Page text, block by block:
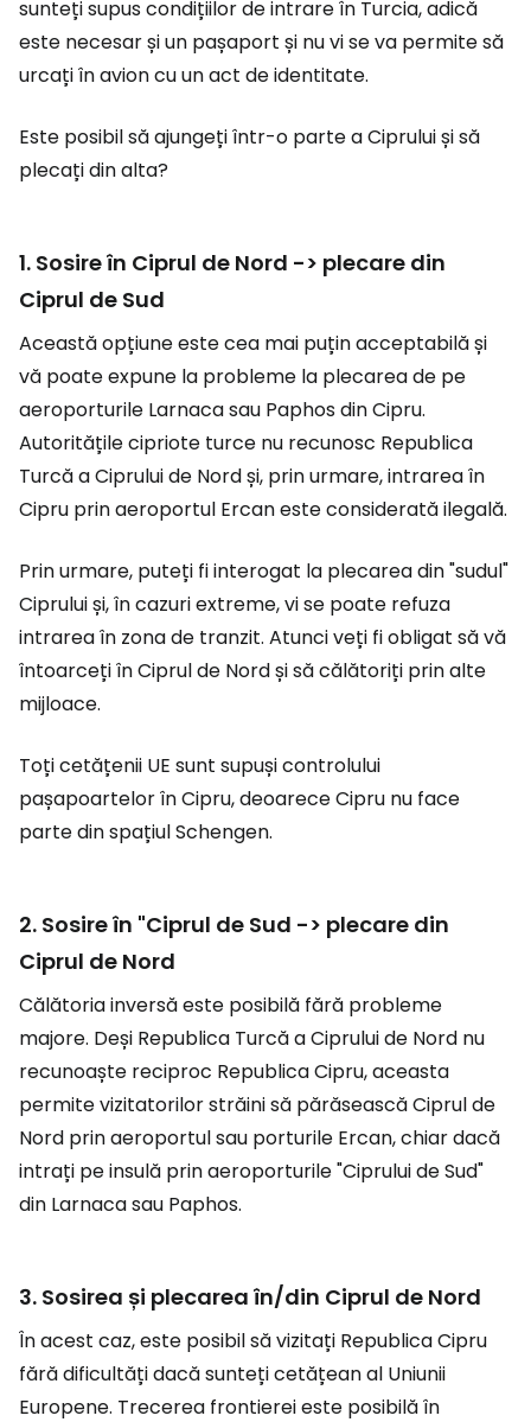
sunteți supus condițiilor de intrare în Turcia, adică
este necesar și un pașaport și nu vi se va permite să
urcați în avion cu un act de identitate.
Este posibil să ajungeți într-o parte a Ciprului și să
plecați din alta?
1. Sosire în Ciprul de Nord -> plecare din
Ciprul de Sud
Această opțiune este cea mai puțin acceptabilă și
vă poate expune la probleme la plecarea de pe
aeroporturile Larnaca sau Paphos din Cipru.
Autoritățile cipriote turce nu recunosc Republica
Turcă a Ciprului de Nord și, prin urmare, intrarea în
Cipru prin aeroportul Ercan este considerată ilegală.
Prin urmare, puteți fi interogat la plecarea din "sudul"
Ciprului și, în cazuri extreme, vi se poate refuza
intrarea în zona de tranzit. Atunci veți fi obligat să vă
întoarceți în Ciprul de Nord și să călătoriți prin alte
mijloace.
Toți cetățenii UE sunt supuși controlului
pașapoartelor în Cipru, deoarece Cipru nu face
parte din spațiul Schengen.
2. Sosire în "Ciprul de Sud -> plecare din
Ciprul de Nord
Călătoria inversă este posibilă fără probleme
majore. Deși Republica Turcă a Ciprului de Nord nu
recunoaște reciproc Republica Cipru, aceasta
permite vizitatorilor străini să părăsească Ciprul de
Nord prin aeroportul sau porturile Ercan, chiar dacă
intrați pe insulă prin aeroporturile "Ciprului de Sud"
din Larnaca sau Paphos.
3. Sosirea și plecarea în/din Ciprul de Nord
În acest caz, este posibil să vizitați Republica Cipru
fără dificultăți dacă sunteți cetățean al Uniunii
Europene. Trecerea frontierei este posibilă în